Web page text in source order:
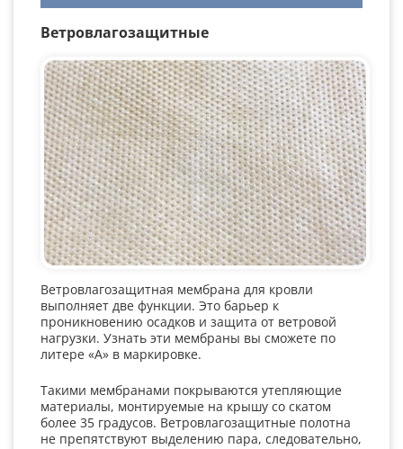
Ветровлагозащитные
Ветровлагозащитная мембрана для кровли
выполняет две функции. Это барьер к
проникновению осадков и защита от ветровой
нагрузки. Узнать эти мембраны вы сможете по
литере «А» в маркировке.
Такими мембранами покрываются утепляющие
материалы, монтируемые на крышу со скатом
более 35 градусов. Ветровлагозащитные полотна
не препятствуют выделению пара, следовательно,